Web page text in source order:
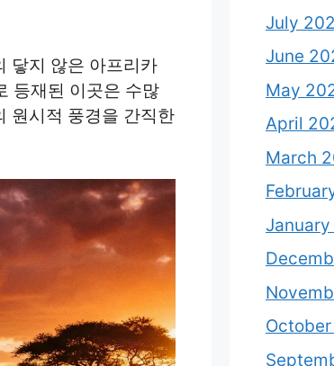
닿지 않은 아프리카
등재된 이곳은 수많
원시적 풍경을 간직한
July
June
May
April
March